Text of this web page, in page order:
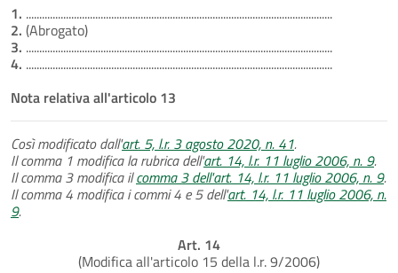
1. ...................................................................................................................
2. (Abrogato)
3. ...................................................................................................................
4. ...................................................................................................................
Nota relativa all'articolo 13
Così modificato dall'art. 5, l.r. 3 agosto 2020, n. 41.
Il comma 1 modifica la rubrica dell'art. 14, l.r. 11 luglio 2006, n. 9.
Il comma 3 modifica ilcomma 3 dell'art. 14, l.r. 11 luglio 2006, n. 9.
Il comma 4 modifica i commi 4 e 5 dell'art. 14, l.r. 11 luglio 2006, n.
9.
Art. 14
(Modifica all'articolo 15 della l.r. 9/2006)